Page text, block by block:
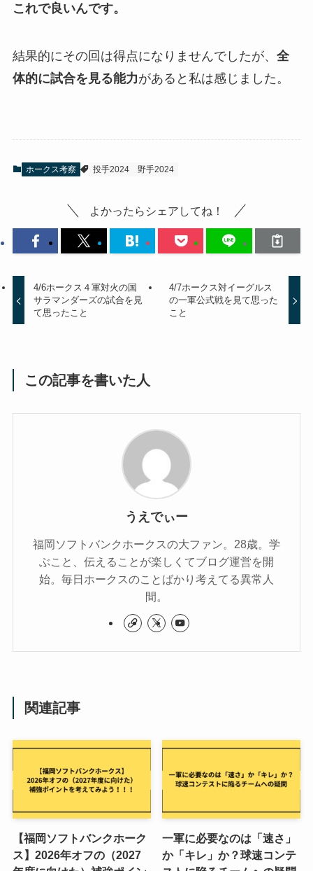
これで良いんです。
結果的にその回は得点になりませんでしたが、 全
体的に試合を見る能力があると私は感じました。
ホークス考察 投手2024 野手2024
よかったらシェアしてね！
4/6ホークス４軍対火の国
サラマンダーズの試合を見
て思ったこと
4/7ホークス対イーグルス
の一軍公式戦を見て思った
こと
この記事を書いた人
うえでぃー
福岡ソフトバンクホークスの大ファン。28歳。学
ぶこと、伝えることが楽しくてブログ運営を開
始。毎日ホークスのことばかり考えてる異常人
間。
関連記事
【福岡ソフトバンクホーク
ス】2026年オフの（2027
一軍に必要なのは「速さ」
か「キレ」か？球速コンテ